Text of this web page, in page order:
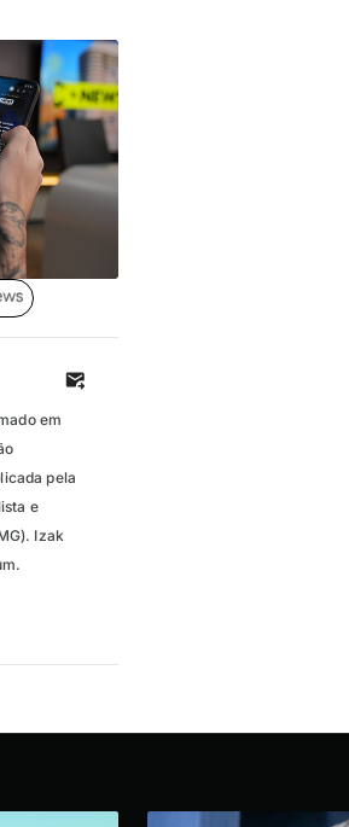
em
pela
e
Izak